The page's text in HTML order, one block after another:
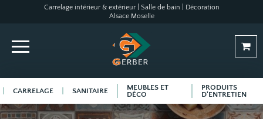
Carrelage intérieur & extérieur | Salle de bain | Décoration
Alsace Moselle
CARRELAGE SANITAIRE
MEUBLES ET
DÉCO
PRODUITS
D'ENTRETIEN